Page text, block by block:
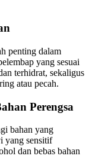
penting dalam
yang sesuai
terhidrat, sekaligus
atau pecah.
Perengsa
bahan yang
yang sensitif
dan bebas bahan